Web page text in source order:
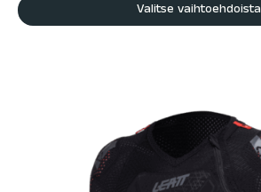
Valitse vaihtoehdoista